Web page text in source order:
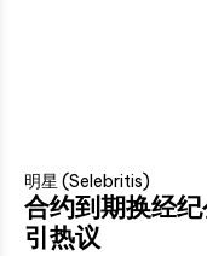
明星 (Selebritis)
合约到期换经
引热议